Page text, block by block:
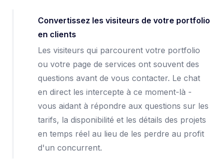
Convertissez les visiteurs de votre portfolio
en clients
Les visiteurs qui parcourent votre portfolio
ou votre page de services ont souvent des
questions avant de vous contacter. Le chat
en direct les intercepte à ce moment-là -
vous aidant à répondre aux questions sur les
tarifs, la disponibilité et les détails des projets
en temps réel au lieu de les perdre au profit
d'un concurrent.